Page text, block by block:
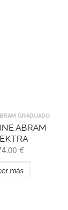
GRADUADO
ABRAM
€
más